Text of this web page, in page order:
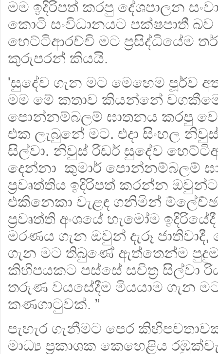
මම ඉදිරිපත් කරපු දේශපාලන
කොටි සංවිධානයට පක්ෂපාතී
හෙට්ටිආරච්චි මට ප්‍රසිද්ධියේම
කුරුපරන් කියයි.
'සුදේව ගැන මට මෙහෙම පූර්ව
මම මේ කතාව කියන්නේ
පොන්නම්බලම් ඝාතනය කරපු
එක ලැබුනේ මට. එදා සිංහල
සිල්වා. නිවුස් රීඩර් සුදේව
දෙන්නා කුමාර් පොන්නම්බලම්
ප්‍රවෘත්තිය ඉදිරිපත් කරන්න
එකිනෙකා වැළඳ ගනිමින් ම්ලේච්ඡ
ප්‍රවෘත්ති අංශයේ හැමෝම
මරණය ගැන ඔවුන් දැරූ
ගැන මට තිබුණේ ඇත්තෙන්ම
කිහිපයකට පස්සේ සචිත්‍ර සිල්වා
තරුණ වයසේදීම මියයාම ගැන
කණගාටුවක්. ”
පැහැර ගැනීමට පෙර
මාධ්‍ය ප්‍රකාශක කෙහෙළිය